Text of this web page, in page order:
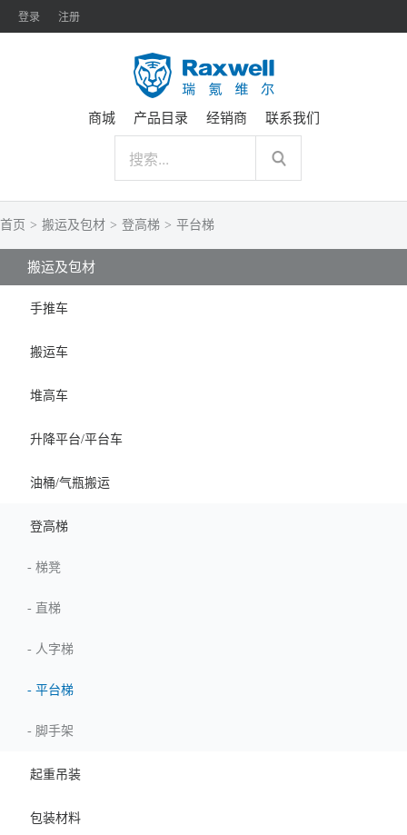
登录 注册
商城 产品目录 经销商 联系我们
首页 > 搬运及包材 > 登高梯 > 平台梯
搬运及包材
手推车
搬运车
堆高车
升降平台/平台车
油桶/气瓶搬运
登高梯
- 梯凳
- 直梯
- 人字梯
- 平台梯
- 脚手架
起重吊装
包装材料